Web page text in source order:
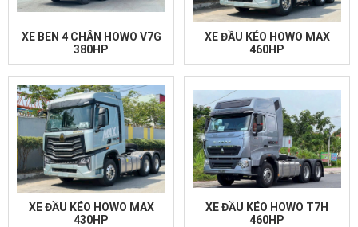
XE BEN 4 CHÂN HOWO V7G
380HP
XE ĐẦU KÉO HOWO MAX
460HP
XE ĐẦU KÉO HOWO MAX
430HP
XE ĐẦU KÉO HOWO T7H
460HP